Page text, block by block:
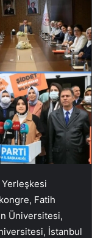
Yerleşkesi
Fatih
Üniversitesi,
İstanbul